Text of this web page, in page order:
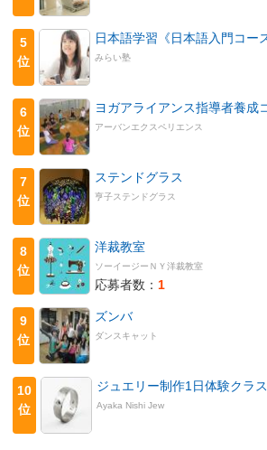
5
位
日本語学習《日本語入門コー
みらい塾
6
位
ヨガアライアンス指導者養成
アーバンエクスペリエンス
7
位
ステンドグラス
亨子ステンドグラス
8
位
洋裁教室
ソーイージーＮＹ洋裁教室
応募者数： 1
9
位
ズンバ
ダンスキャット
10
位
ジュエリー制作1日体験クラス
Ayaka Nishi Jew